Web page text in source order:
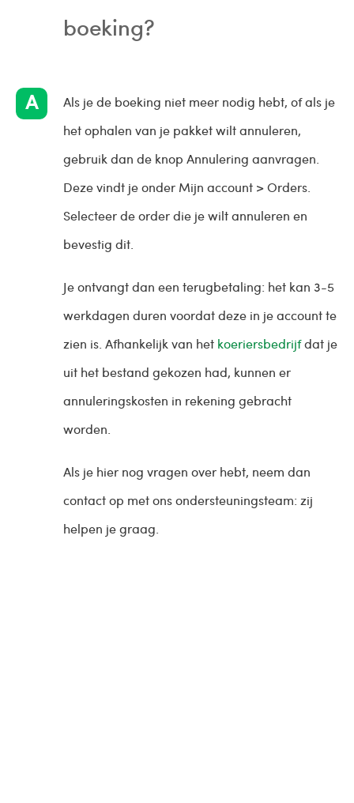
boeking?
Als je de boeking niet meer nodig hebt, of als je
het ophalen van je pakket wilt annuleren,
gebruik dan de knop Annulering aanvragen.
Deze vindt je onder Mijn account > Orders.
Selecteer de order die je wilt annuleren en
bevestig dit.
Je ontvangt dan een terugbetaling: het kan 3-5
werkdagen duren voordat deze in je account te
zien is. Afhankelijk van het koeriersbedrijfdat je
uit het bestand gekozen had, kunnen er
annuleringskosten in rekening gebracht
worden.
Als je hier nog vragen over hebt, neem dan
contact op met ons ondersteuningsteam: zij
helpen je graag.